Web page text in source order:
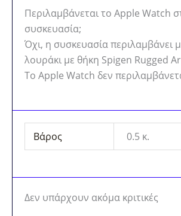
Περιλαμβάνεται το Apple Watch
συσκευασία;
Όχι, η συσκευασία περιλαμβάνει
λουράκι με θήκη Spigen Rugged
Το Apple Watch δεν
Βάρος 0.5 κ.
Δεν υπάρχουν ακόμα κριτικές